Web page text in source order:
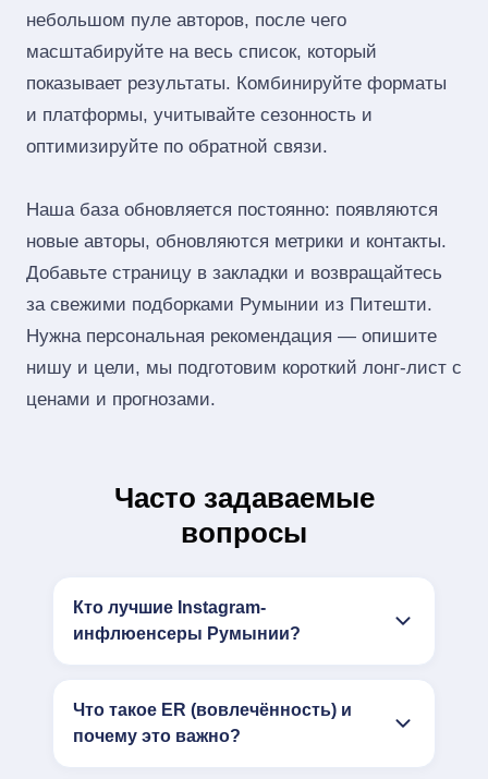
небольшом пуле авторов, после чего
масштабируйте на весь список, который
показывает результаты. Комбинируйте форматы
и платформы, учитывайте сезонность и
оптимизируйте по обратной связи.
Наша база обновляется постоянно: появляются
новые авторы, обновляются метрики и контакты.
Добавьте страницу в закладки и возвращайтесь
за свежими подборками Румынии из Питешти.
Нужна персональная рекомендация — опишите
нишу и цели, мы подготовим короткий лонг‑лист с
ценами и прогнозами.
Часто задаваемые
вопросы
Кто лучшие Instagram-
инфлюенсеры Румынии?
Что такое ER (вовлечённость) и
почему это важно?